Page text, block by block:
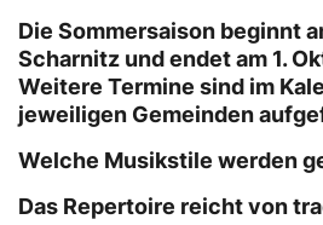
Die Sommersaison beginnt
Scharnitz und endet am 1.
Weitere Termine sind im
jeweiligen Gemeinden
Welche Musikstile werden
Das Repertoire reicht von